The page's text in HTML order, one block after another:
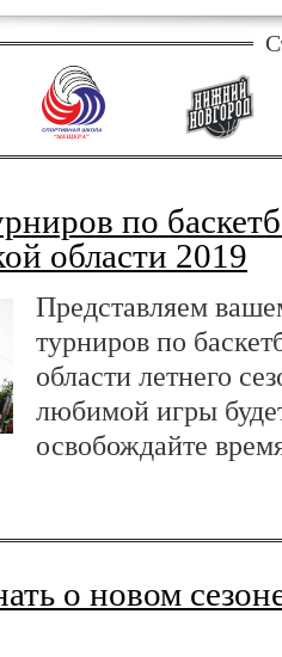
по
области 2019
Представляем
турниров по
области летнего
любимой игры
освобождайте
о новом